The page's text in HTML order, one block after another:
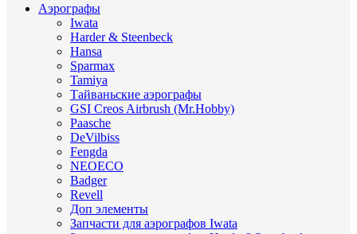
Аэрографы
Iwata
Harder & Steenbeck
Hansa
Sparmax
Tamiya
Тайваньские аэрографы
GSI Creos Airbrush (Mr.Hobby)
Paasche
DeVilbiss
Fengda
NEOECO
Badger
Revell
Доп элементы
Запчасти для аэрографов Iwata